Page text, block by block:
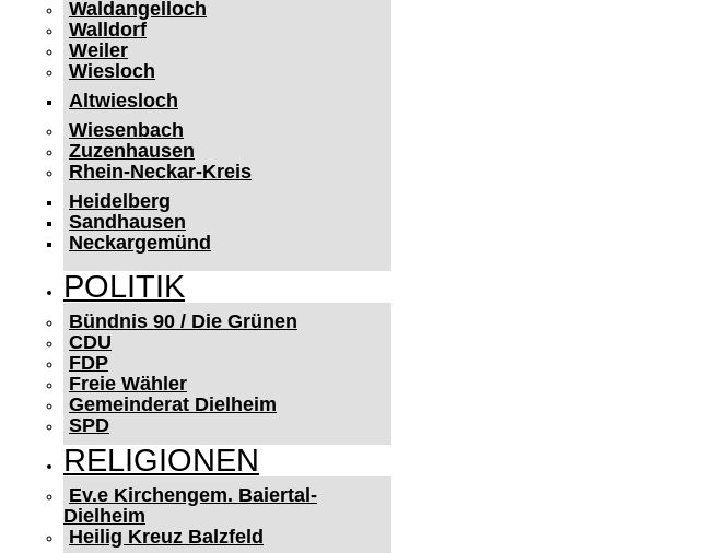
Waldangelloch
Walldorf
Weiler
Wiesloch
Altwiesloch
Wiesenbach
Zuzenhausen
Rhein-Neckar-Kreis
Heidelberg
Sandhausen
Neckargemünd
POLITIK
Bündnis 90 / Die Grünen
CDU
FDP
Freie Wähler
Gemeinderat Dielheim
SPD
RELIGIONEN
Ev.e Kirchengem. Baiertal-
Dielheim
Heilig Kreuz Balzfeld